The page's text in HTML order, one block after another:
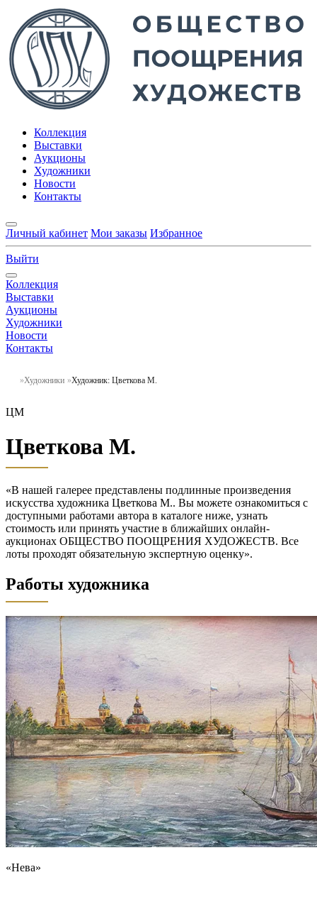
Коллекция
Выставки
Аукционы
Художники
Новости
Контакты
Личный кабинет Мои заказы Избранное
Выйти
Коллекция
Выставки
Аукционы
Художники
Новости
Контакты
Художники Художник: Цветкова М.
ЦМ
Цветкова М.
«В нашей галерее представлены подлинные произведения
искусства художника Цветкова М.. Вы можете ознакомиться с
доступными работами автора в каталоге ниже, узнать
стоимость или принять участие в ближайших онлайн-
аукционах ОБЩЕСТВО ПООЩРЕНИЯ ХУДОЖЕСТВ. Все
лоты проходят обязательную экспертную оценку».
Работы художника
«Нева»